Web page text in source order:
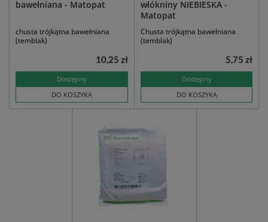
bawełniana - Matopat
chusta trójkątna bawełniana
(temblak)
Dostępny
DO KOSZYKA
10,25 zł
włókniny NIEBIESKA -
Matopat
Chusta trójkątna bawełniana
(temblak)
Dostępny
DO KOSZYKA
5,75 zł